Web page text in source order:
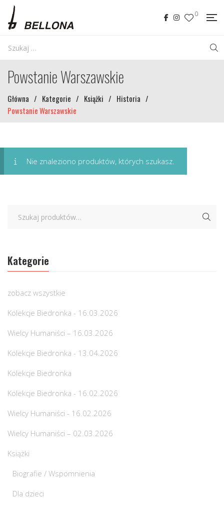
0
Powstanie Warszawskie
Główna / Kategorie / Książki / Historia /
Powstanie Warszawskie
Nie znaleziono produktów, których szukasz.
Kategorie
zobacz wszystkie
Kolekcje Biedronka - 16.03.2026
Wielcy Humaniści – 16.03.2026
Kolekcje Biedronka - 13.04.2026
Kolekcje Biedronka
Kolekcje Biedronka - 16.02.2026
Wielcy Humaniści - 16.02.2026
Wielcy Humaniści – 02.03.2026
Książki
Biografie / Wspomnienia
Dla dzieci